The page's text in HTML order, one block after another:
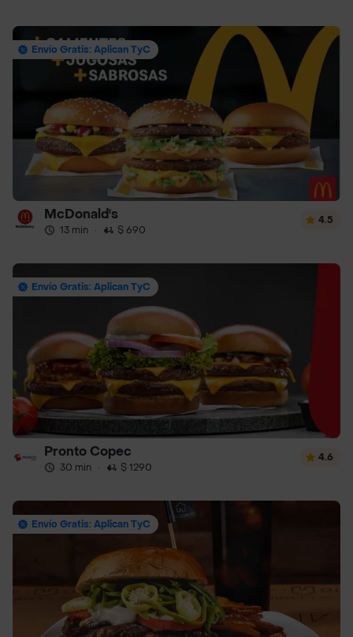
Envío Gratis: Aplican TyC
McDonald's
13 min · $ 690
4.5
Envío Gratis: Aplican TyC
Pronto Copec
30 min · $ 1290
4.6
Envío Gratis: Aplican TyC